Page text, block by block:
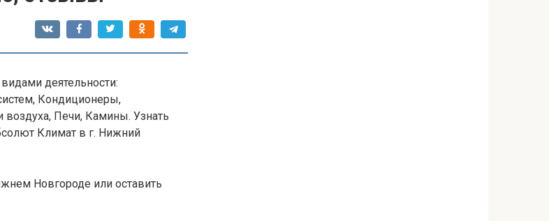
деятельности:
Кондиционеры,
воздуха, Печи, Камины. Узнать
Климат в г. Нижний
Новгороде или оставить